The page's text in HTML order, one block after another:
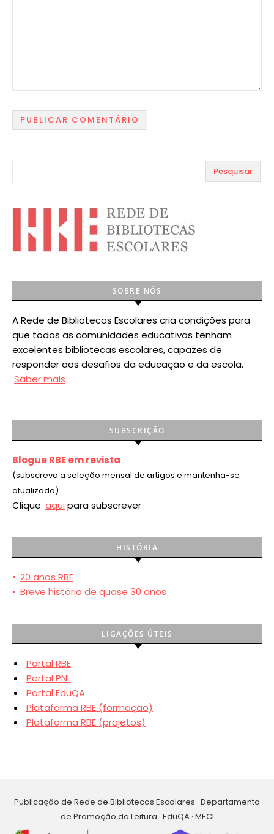
Pesquisar
SOBRE NÓS
A Rede de Bibliotecas Escolares cria condições para
que todas as comunidades educativas tenham
excelentes bibliotecas escolares, capazes de
responder aos desafios da educação e da escola.
Saber mais
SUBSCRIÇÃO
Blogue RBE em revista
(subscreva a seleção mensal de artigos e mantenha-se
atualizado)
Clique aqui para subscrever
HISTÓRIA
• 20 anos RBE
• Breve história de quase 30 anos
LIGAÇÕES ÚTEIS
Portal RBE
Portal PNL
Portal EduQA
Plataforma RBE (formação)
Plataforma RBE (projetos)
Publicação de Rede de Bibliotecas Escolares · Departamento
de Promoção da Leitura · EduQA · MECI